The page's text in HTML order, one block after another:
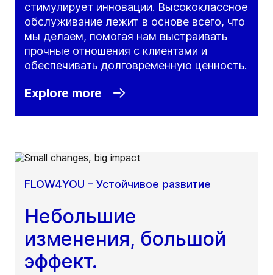
стимулирует инновации. Высококлассное
обслуживание лежит в основе всего, что
мы делаем, помогая нам выстраивать
прочные отношения с клиентами и
обеспечивать долговременную ценность.
Explore more
FLOW4YOU – Устойчивое развитие
Небольшие
изменения, большой
эффект.